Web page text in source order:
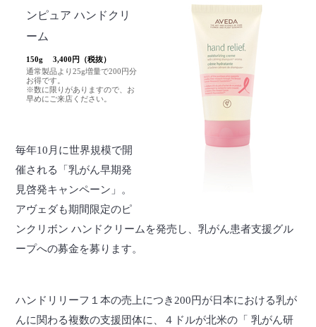
ンピュア ハンドクリ
ーム
150g 3,400円（税抜）
通常製品より25g増量で200円分
お得です。
※数に限りがありますので、お
早めにご来店ください。
毎年10月に世界規模で開
催される「乳がん早期発
見啓発キャンペーン」。
アヴェダも期間限定のピ
ンクリボン ハンドクリームを発売し、乳がん患者支援グル
ープへの募金を募ります。
ハンドリリーフ１本の売上につき200円が日本における乳が
んに関わる複数の支援団体に、４ドルが北米の「 乳がん研